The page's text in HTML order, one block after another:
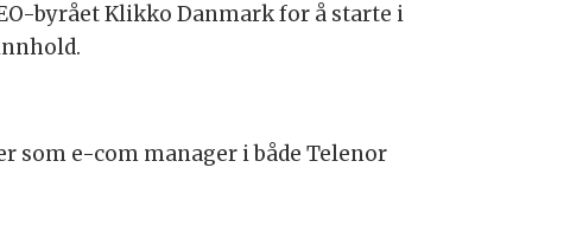
byrået Klikko Danmark for å starte i
som e-com manager i både Telenor